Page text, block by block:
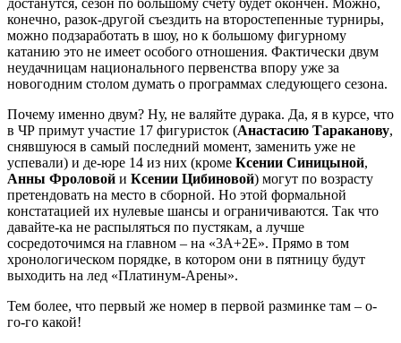
конечно, разок-другой съездить на второстепенные турниры,
можно подзаработать в шоу, но к большому фигурному
катанию это не имеет особого отношения. Фактически двум
неудачницам национального первенства впору уже за
новогодним столом думать о программах следующего сезона.
Почему именно двум? Ну, не валяйте дурака. Да, я в курсе, что
в ЧР примут участие 17 фигуристок (Анастасию Тараканову,
снявшуюся в самый последний момент, заменить уже не
успевали) и де-юре 14 из них (кроме Ксении Синицыной,
Анны Фроловой и Ксении Цибиновой) могут по возрасту
претендовать на место в сборной. Но этой формальной
констатацией их нулевые шансы и ограничиваются. Так что
давайте-ка не распыляться по пустякам, а лучше
сосредоточимся на главном – на «3А+2Е». Прямо в том
хронологическом порядке, в котором они в пятницу будут
выходить на лед «Платинум-Арены».
Тем более, что первый же номер в первой разминке там – о-
го-го какой!